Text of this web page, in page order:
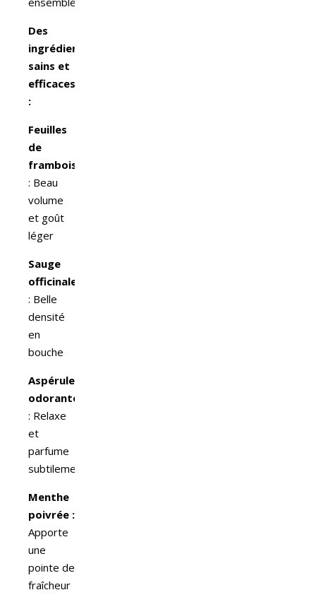
Des
ingrédients
sains et
efficaces
:
Feuilles
de
framboisier
: Beau
volume
et goût
léger
Sauge
officinale
: Belle
densité
en
bouche
Aspérule
odorante
: Relaxe
et
parfume
subtilement
Menthe
poivrée :
Apporte
une
pointe de
fraîcheur